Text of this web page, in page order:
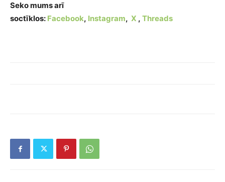
Seko mums arī
soctīklos: Facebook, Instagram, X , Threads